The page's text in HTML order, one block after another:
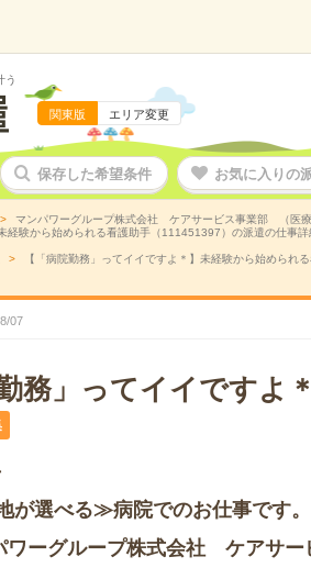
う
関東版 エリア変更
保存した希望条件 お気に入りの
マンパワーグループ株式会社 ケアサービス事業部 （医療
経験から始められる看護助手（111451397）の派遣の仕事詳
【「病院勤務」ってイイですよ＊】未経験から始められ
/07
勤務」ってイイですよ
が選べる≫病院でのお仕事です。
ワーグループ株式会社 ケアサー